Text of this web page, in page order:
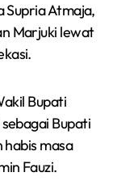
Supria Atmaja,
Marjuki lewat
Bupati
Bupati
masa
Fauzi.